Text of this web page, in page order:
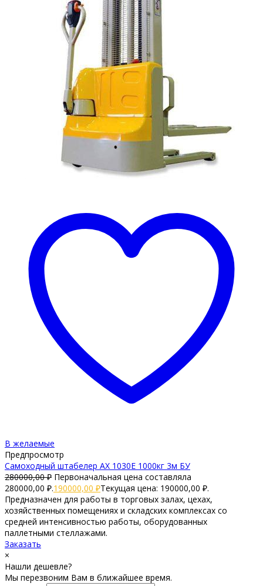
В желаемые
Предпросмотр
Самоходный штабелер AX 1030E 1000кг 3м БУ
280000,00₽ Первоначальная цена составляла
280000,00 ₽.190000,00 ₽Текущая цена: 190000,00 ₽.
Предназначен для работы в торговых залах, цехах,
хозяйственных помещениях и складских комплексах со
средней интенсивностью работы, оборудованных
паллетными стеллажами.
Заказать
×
Нашли дешевле?
Мы перезвоним Вам в ближайшее время.